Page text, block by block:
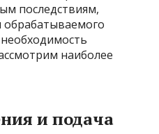
последствиям,
наиболее
и подача